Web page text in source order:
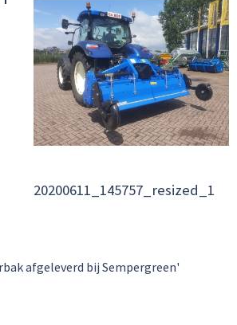
20200611_145757_resized_1
afgeleverd bij Sempergreen'